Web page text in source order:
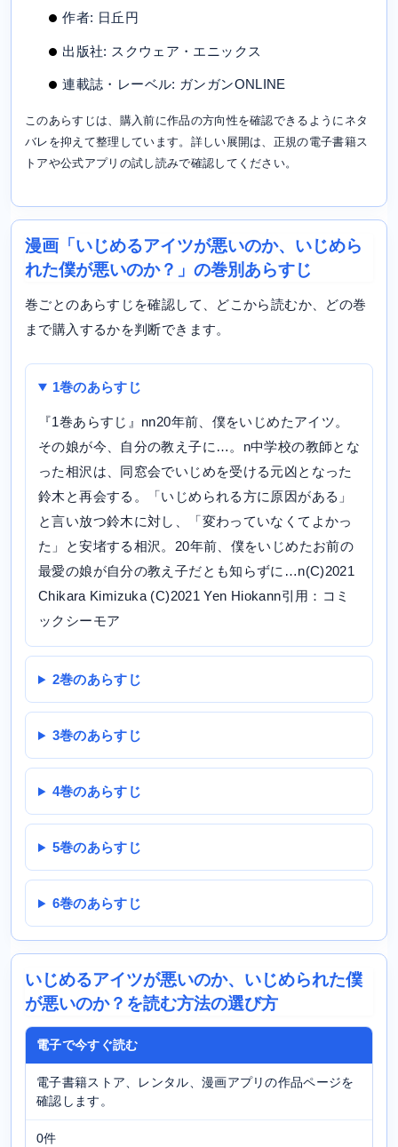
作者: 日丘円
出版社: スクウェア・エニックス
連載誌・レーベル: ガンガンONLINE
このあらすじは、購入前に作品の方向性を確認できるようにネタ
バレを抑えて整理しています。詳しい展開は、正規の電子書籍ス
トアや公式アプリの試し読みで確認してください。
漫画「いじめるアイツが悪いのか、いじめら
れた僕が悪いのか？」の巻別あらすじ
巻ごとのあらすじを確認して、どこから読むか、どの巻
まで購入するかを判断できます。
1巻のあらすじ
『1巻あらすじ』nn20年前、僕をいじめたアイツ。
その娘が今、自分の教え子に…。n中学校の教師とな
った相沢は、同窓会でいじめを受ける元凶となった
鈴木と再会する。「いじめられる方に原因がある」
と言い放つ鈴木に対し、「変わっていなくてよかっ
た」と安堵する相沢。20年前、僕をいじめたお前の
最愛の娘が自分の教え子だとも知らずに…n(C)2021
Chikara Kimizuka (C)2021 Yen Hiokann引用：コミ
ックシーモア
2巻のあらすじ
3巻のあらすじ
4巻のあらすじ
5巻のあらすじ
6巻のあらすじ
いじめるアイツが悪いのか、いじめられた僕
が悪いのか？を読む方法の選び方
電子で今すぐ読む
電子書籍ストア、レンタル、漫画アプリの作品ページを
確認します。
0件